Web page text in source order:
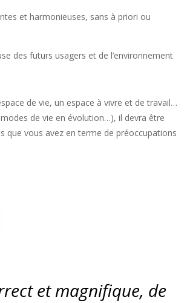
et harmonieuses, sans à priori ou
des futurs usagers et de l’environnement
de vie, un espace à vivre et de travail…
de vie en évolution…), il devra être
que vous avez en terme de préoccupations
et magnifique, de